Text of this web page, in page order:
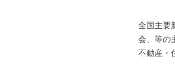
全国主要
会、等の
不動産・